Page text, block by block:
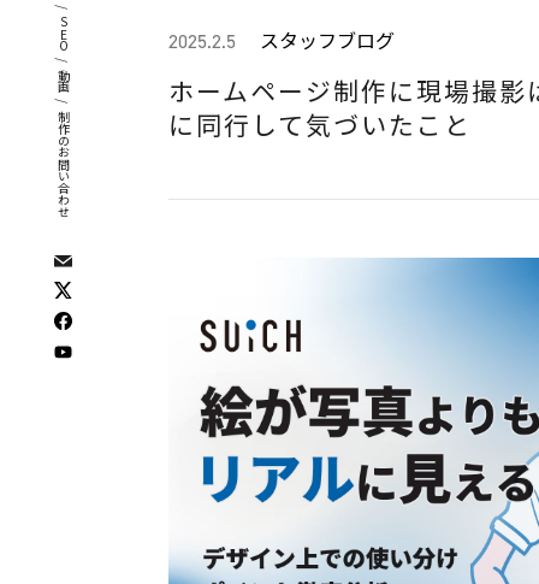
/
SEO
/
動画
/
制作のお問い合わせ
2025.2.5 スタッフブログ
ホームページ制作に現場撮
に同行して気づいたこと